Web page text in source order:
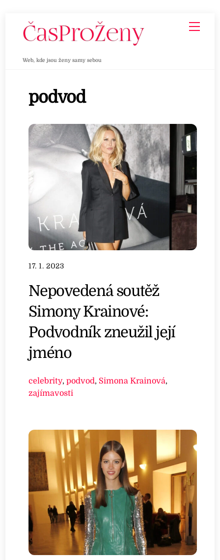
Web, kde jsou ženy samy sebou
podvod
17. 1. 2023
Nepovedená soutěž
Simony Krainové:
Podvodník zneužil její
jméno
celebrity,podvod, Simona Krainová,
zajímavosti